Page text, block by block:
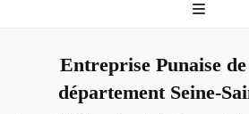
–
Entreprise Punaise
département Seine-